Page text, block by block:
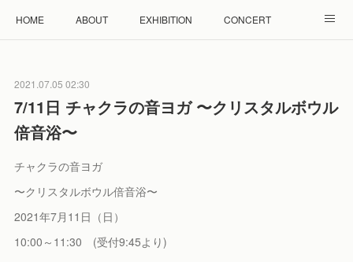
HOME ABOUT EXHIBITION CONCERT
2021.07.05 02:30
7/11日 チャクラの音ヨガ 〜クリスタルボウル
倍音浴〜
チャクラの音ヨガ
〜クリスタルボウル倍音浴〜
2021年7月11日（日）
10:00～11:30 (受付9:45より)